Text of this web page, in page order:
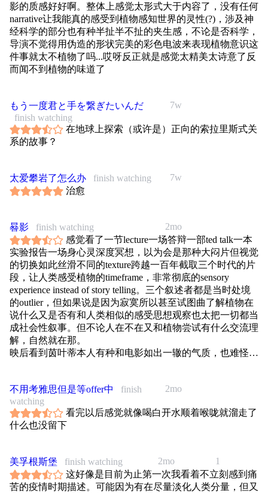
影的质感好好啊。整体上感觉太形式大于内容了，没有任何
narrative让我能真的感受到植物感知世界的灵性(?)，涉及神
经科学的部分也有种半扯半不扯的夹生感，不论是否科学，
导演不觉得用伪造的形状完美的彩色电波来表现植物意识这
件事就太不植物了吗...哎呀反正就是感觉太精美太诗意了反
而闻不到植物的味道了
7w
もう一度君と手を繋ぎたいんだ
finish watching
在地球上探索（或许是）正向的索拉里斯式关
系的故事？
7w
太爱攀岩了怎么办
finish watching
治愈
2mo
晷影
finish watching
感觉看了一节lecture一场答辩一部ted talk一本
实验报告一场身心灵深度冥想，以为会是那种大闷片但视觉
的切换如此丝滑不同的texture跨越一百年截取三个时代的片
段，让人类感受植物的timeframe，非常彻底的sensory
experience instead of story telling。三个叙述者都是当时处境
的outlier，但如果说是因为寂寞所以甚至试图曲了解植物在
说什么又是否有和人类相似的感受思想观察也太把一切都当
成社会性叙事。但不论人在不在又和植物尝试有什么交流理
解，自然就在那。
映后看到茵叶蒂本人有种和电影如出一辙的气质，也难怪找
#SFF2026 #今天看了啥
2mo
不用考雅思但是等offer中
finish
watching
看完以后感觉就像喝白开水顺着喉咙就溜走了
什么也没留下
2mo 1
美孚根斯堡
finish watching
这好像是目前为止第一次我看着不立刻感到痛
苦的疫情时期描述。可能因为有在尽量淡化人类分量，但又